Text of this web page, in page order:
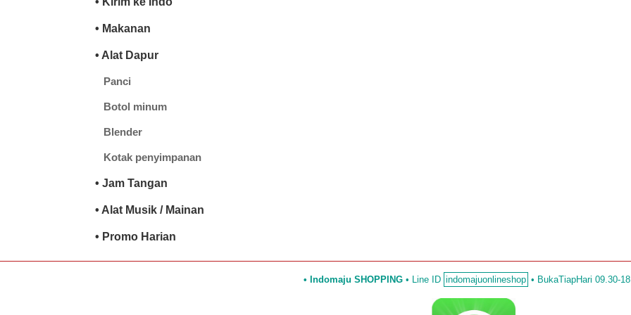
• Makanan
• Alat Dapur
Panci
Botol minum
Blender
Kotak penyimpanan
• Jam Tangan
• Alat Musik / Mainan
• Promo Harian
• Indomaju SHOPPING • Line ID indomajuonlineshop • BukaTiapHari 09.30-